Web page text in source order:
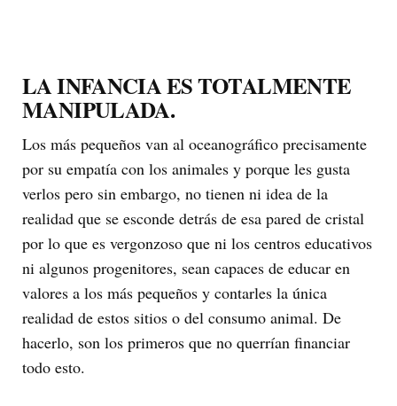
LA INFANCIA ES TOTALMENTE
MANIPULADA.
Los más pequeños van al oceanográfico precisamente
por su empatía con los animales y porque les gusta
verlos pero sin embargo, no tienen ni idea de la
realidad que se esconde detrás de esa pared de cristal
por lo que es vergonzoso que ni los centros educativos
ni algunos progenitores, sean capaces de educar en
valores a los más pequeños y contarles la única
realidad de estos sitios o del consumo animal. De
hacerlo, son los primeros que no querrían financiar
todo esto.